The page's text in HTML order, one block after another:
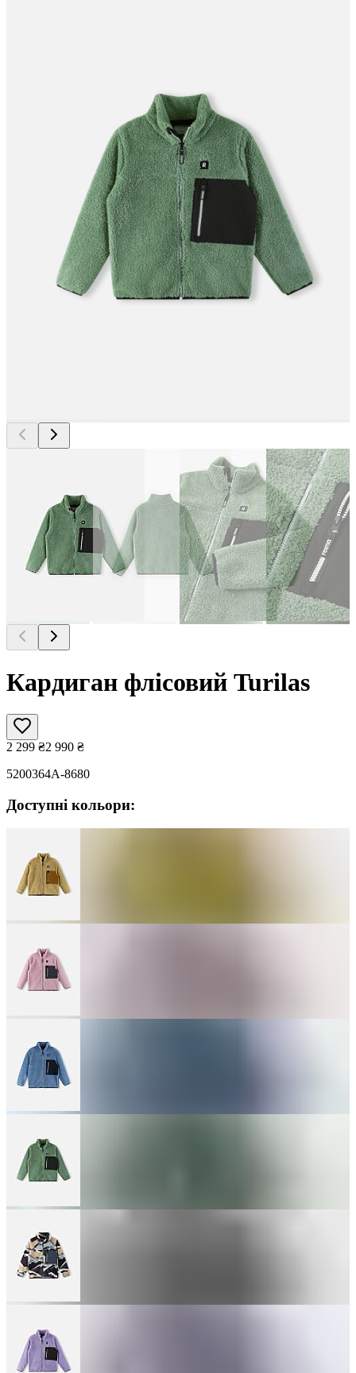
Кардиган флісовий Turilas
2 299 ₴2 990 ₴
5200364A-8680
Доступні кольори: